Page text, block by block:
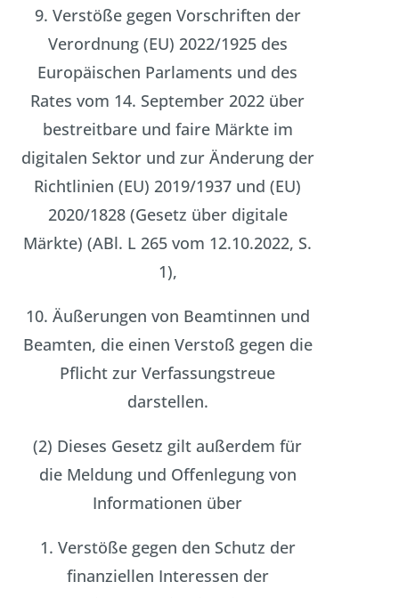
9. Verstöße gegen Vorschriften der
Verordnung (EU) 2022/1925 des
Europäischen Parlaments und des
Rates vom 14. September 2022 über
bestreitbare und faire Märkte im
digitalen Sektor und zur Änderung der
Richtlinien (EU) 2019/1937 und (EU)
2020/1828 (Gesetz über digitale
Märkte) (ABl. L 265 vom 12.10.2022, S.
1),
10. Äußerungen von Beamtinnen und
Beamten, die einen Verstoß gegen die
Pflicht zur Verfassungstreue
darstellen.
(2) Dieses Gesetz gilt außerdem für
die Meldung und Offenlegung von
Informationen über
1. Verstöße gegen den Schutz der
finanziellen Interessen der